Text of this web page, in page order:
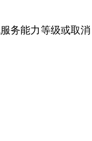
务能力等级或取消